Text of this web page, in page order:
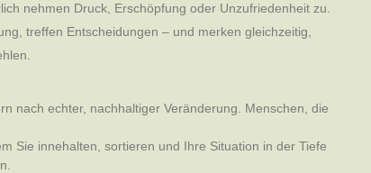
nehmen Druck, Erschöpfung oder Unzufriedenheit zu.
treffen Entscheidungen – und merken gleichzeitig,
nach echter, nachhaltiger Veränderung. Menschen, die
Sie innehalten, sortieren und Ihre Situation in der Tiefe